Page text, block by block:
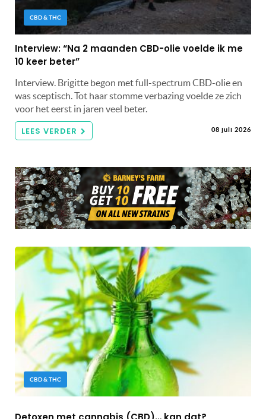
CBD & THC
Interview: “Na 2 maanden CBD-olie voelde ik me
10 keer beter”
Interview. Brigitte begon met full-spectrum CBD-olie en
was sceptisch. Tot haar stomme verbazing voelde ze zich
voor het eerst in jaren veel beter.
LEES VERDER 08 juli 2026
CBD & THC